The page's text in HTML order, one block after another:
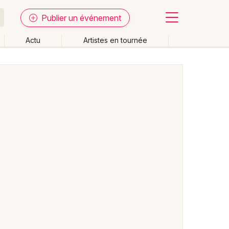
Publier un événement
Actu Artistes en tournée